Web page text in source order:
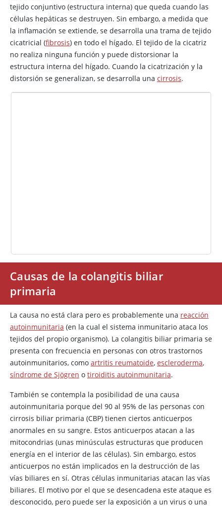
tejido conjuntivo (estructura interna) que queda cuando las
células hepáticas se destruyen. Sin embargo, a medida que
la inflamación se extiende, se desarrolla una trama de tejido
cicatricial (fibrosis) en todo el hígado. El tejido de la cicatriz
no realiza ninguna función y puede distorsionar la
estructura interna del hígado. Cuando la cicatrización y la
distorsión se generalizan, se desarrolla una cirrosis.
Causas de la colangitis biliar
primaria
La causa no está clara pero es probablemente una reacción
autoinmunitaria (en la cual el sistema inmunitario ataca los
tejidos del propio organismo). La colangitis biliar primaria se
presenta con frecuencia en personas con otros trastornos
autoinmunitarios, como artritis reumatoide, escleroderma,
síndrome de Sjögren o tiroiditis autoinmunitaria.
También se contempla la posibilidad de una causa
autoinmunitaria porque del 90 al 95% de las personas con
cirrosis biliar primaria (CBP) tienen ciertos anticuerpos
anormales en su sangre. Estos anticuerpos atacan a las
mitocondrias (unas minúsculas estructuras que producen
energía en el interior de las células). Sin embargo, estos
anticuerpos no están implicados en la destrucción de las
vías biliares en sí. Otras células inmunitarias atacan las vías
biliares. El motivo por el que se desencadena este ataque es
desconocido, pero puede ser la exposición a un virus o una